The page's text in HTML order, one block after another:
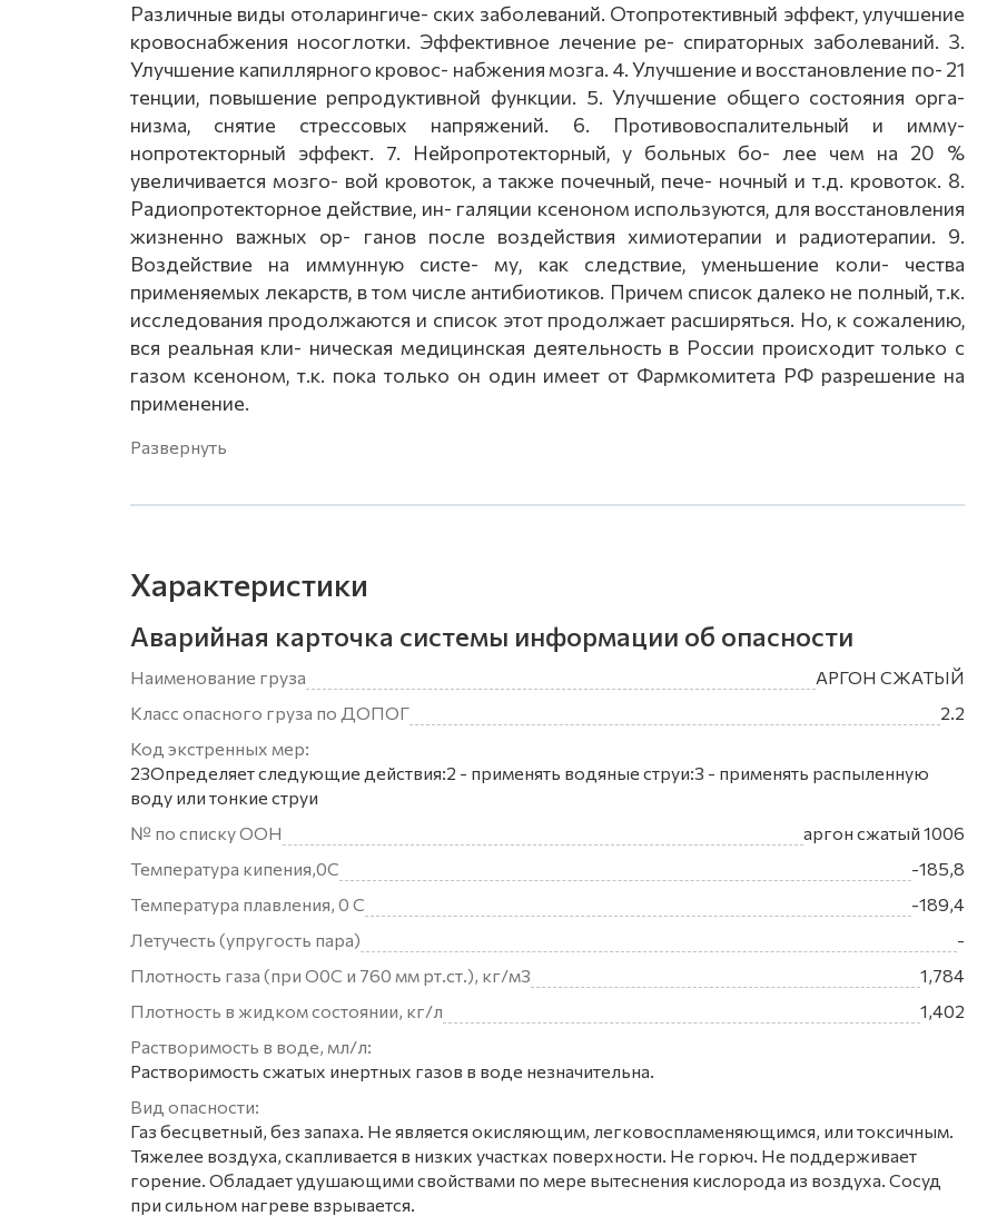
Различные виды отоларингиче- ских заболеваний. Отопротективный эффект, улучшение
кровоснабжения носоглотки. Эффективное лечение ре- спираторных заболеваний. 3.
Улучшение капиллярного кровос- набжения мозга. 4. Улучшение и восстановление по- 21
тенции, повышение репродуктивной функции. 5. Улучшение общего состояния орга-
низма, снятие стрессовых напряжений. 6. Противовоспалительный и имму-
нопротекторный эффект. 7. Нейропротекторный, у больных бо- лее чем на 20 %
увеличивается мозго- вой кровоток, а также почечный, пече- ночный и т.д. кровоток. 8.
Радиопротекторное действие, ин- галяции ксеноном используются, для восстановления
жизненно важных ор- ганов после воздействия химиотерапии и радиотерапии. 9.
Воздействие на иммунную систе- му, как следствие, уменьшение коли- чества
применяемых лекарств, в том числе антибиотиков. Причем список далеко не полный, т.к.
исследования продолжаются и список этот продолжает расширяться. Но, к сожалению,
вся реальная кли- ническая медицинская деятельность в России происходит только с
газом ксеноном, т.к. пока только он один имеет от Фармкомитета РФ разрешение на
применение.
Характеристики
Аварийная карточка системы информации об опасности
Наименование груза
АРГОН СЖАТЫЙ
Класс опасного груза по ДОПОГ
2.2
Код экстренных мер:
23Определяет следующие действия:2 - применять водяные струи:3 - применять распыленную
воду или тонкие струи
№ по списку ООН
аргон сжатый 1006
Температура кипения,0С
-185,8
Температура плавления, 0 С
-189,4
Летучесть (упругость пара)
-
Плотность газа (при О0С и 760 мм рт.ст.), кг/м3
1,784
Плотность в жидком состоянии, кг/л
1,402
Растворимость в воде, мл/л:
Растворимость сжатых инертных газов в воде незначительна.
Вид опасности:
Газ бесцветный, без запаха. Не является окисляющим, легковоспламеняющимся, или токсичным.
Тяжелее воздуха, скапливается в низких участках поверхности. Не горюч. Не поддерживает
горение. Обладает удушающими свойствами по мере вытеснения кислорода из воздуха. Сосуд
при сильном нагреве взрывается.